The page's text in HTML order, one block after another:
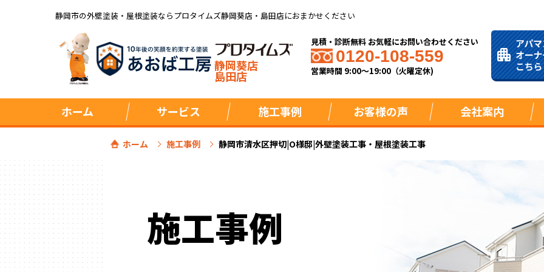
静岡市の外壁塗装・屋根塗装ならプロタイムズ静岡葵店・島田店におまかせください
静岡葵店
島田店
見積・診断無料 お気軽にお問い合わせください
0120-108-559
営業時間 9:00～19:00（火曜定休)
ホーム サービス 施工事例 お客様の声 会社案内
ホーム 施工事例 静岡市清水区押切|O様邸|外壁塗装工事・屋根塗装工事
施工事例